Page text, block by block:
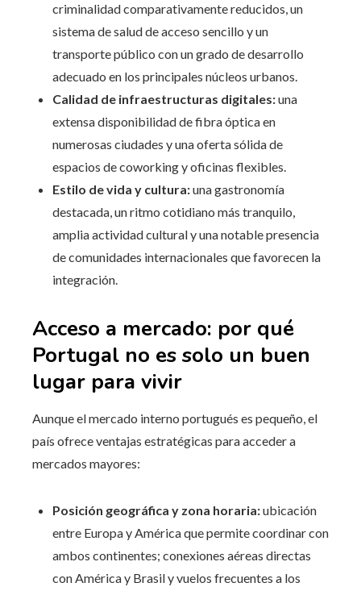
criminalidad comparativamente reducidos, un
sistema de salud de acceso sencillo y un
transporte público con un grado de desarrollo
adecuado en los principales núcleos urbanos.
Calidad de infraestructuras digitales:una
extensa disponibilidad de fibra óptica en
numerosas ciudades y una oferta sólida de
espacios de coworking y oficinas flexibles.
Estilo de vida y cultura:una gastronomía
destacada, un ritmo cotidiano más tranquilo,
amplia actividad cultural y una notable presencia
de comunidades internacionales que favorecen la
integración.
Acceso a mercado: por qué
Portugal no es solo un buen
lugar para vivir
Aunque el mercado interno portugués es pequeño, el
país ofrece ventajas estratégicas para acceder a
mercados mayores:
Posición geográfica y zona horaria:ubicación
entre Europa y América que permite coordinar con
ambos continentes; conexiones aéreas directas
con América y Brasil y vuelos frecuentes a los